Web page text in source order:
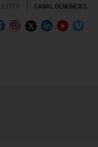
CANAL DENÚNCIES